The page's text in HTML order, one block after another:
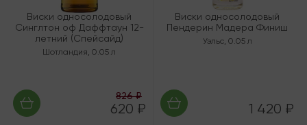
Виски односолодовый
Синглтон оф Даффтаун 12-
летний (Спейсайд)
Шотландия,0.05 л
826 ₽
620 ₽
Виски односолодовый
Пендерин Мадера Финиш
Уэльс, 0.05 л
1 420 ₽